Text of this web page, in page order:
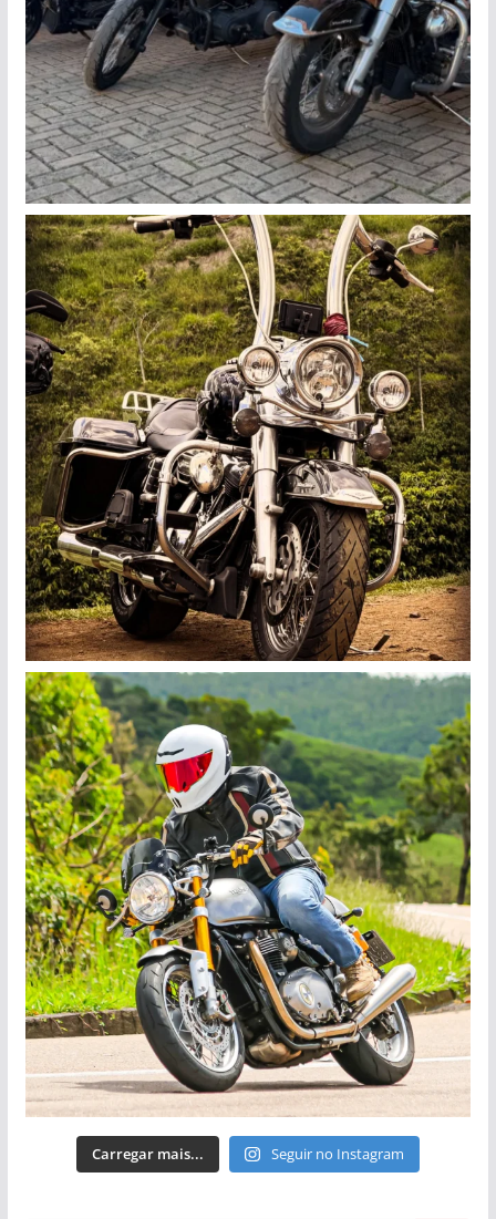
Carregar mais... Seguir no Instagram